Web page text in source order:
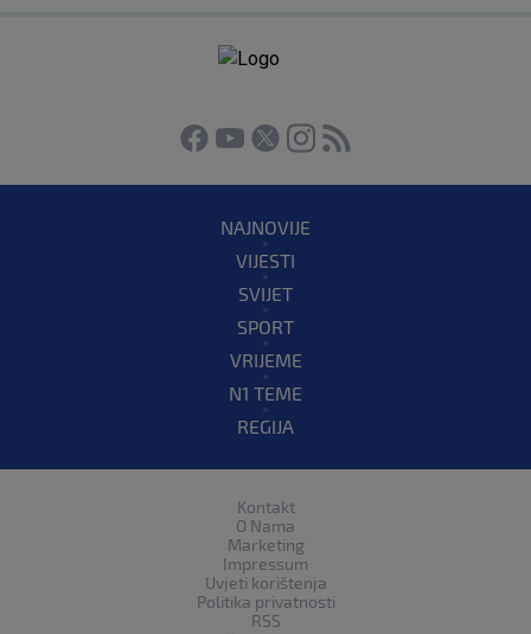
NAJNOVIJE
VIJESTI
SVIJET
SPORT
VRIJEME
N1 TEME
REGIJA
Kontakt
O Nama
Marketing
Impressum
Uvjeti korištenja
Politika privatnosti
RSS